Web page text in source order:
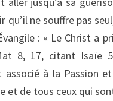
qu’il ne souffre pas
: « Le Christ a
8, 17, citant Isaïe
associé à la Passion
et de tous ceux qui